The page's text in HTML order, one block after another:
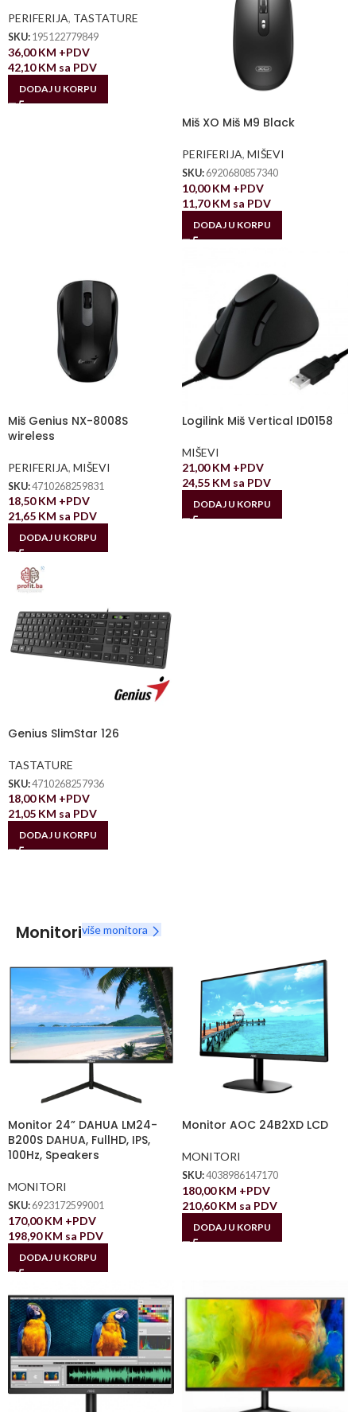
PERIFERIJA, TASTATURE
SKU: 195122779849
36,00KM +PDV
42,10KM sa PDV
DODAJ U KORPU
Miš XO Miš M9 Black
PERIFERIJA, MIŠEVI
SKU: 6920680857340
10,00KM +PDV
11,70KM sa PDV
DODAJ U KORPU
Miš Genius NX-8008S
wireless
PERIFERIJA, MIŠEVI
SKU:4710268259831
18,50KM +PDV
21,65 KM sa PDV
DODAJ U KORPU
Logilink Miš Vertical ID0158
MIŠEVI
21,00KM +PDV
24,55 KM sa PDV
DODAJ U KORPU
Genius SlimStar 126
TASTATURE
SKU:4710268257936
18,00KM +PDV
21,05 KM sa PDV
DODAJ U KORPU
Monitoriviše monitora
Monitor 24” DAHUA LM24-
B200S DAHUA, FullHD, IPS,
100Hz, Speakers
MONITORI
SKU: 6923172599001
170,00KM +PDV
198,90KM sa PDV
DODAJ U KORPU
Monitor AOC 24B2XD LCD
MONITORI
SKU:4038986147170
180,00KM +PDV
210,60KM sa PDV
DODAJ U KORPU